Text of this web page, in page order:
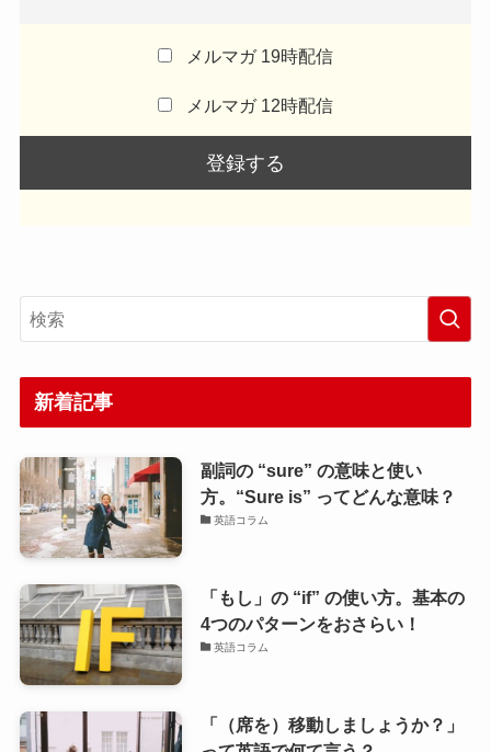
メルマガ 19時配信
メルマガ 12時配信
新着記事
副詞の “sure” の意味と使い
方。“Sure is” ってどんな意味？
英語コラム
「もし」の “if” の使い方。基本の
4つのパターンをおさらい！
英語コラム
「（席を）移動しましょうか？」